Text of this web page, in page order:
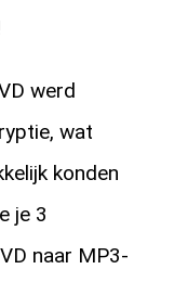
werd
wat
konden
je 3
naar MP3-